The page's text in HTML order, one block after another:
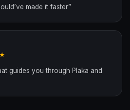
made it faster”
guides you through Plaka and